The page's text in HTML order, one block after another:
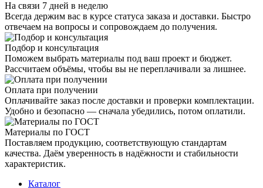
На связи 7 дней в неделю
Всегда держим вас в курсе статуса заказа и доставки. Быстро
отвечаем на вопросы и сопровождаем до получения.
Подбор и консультация
Поможем выбрать материалы под ваш проект и бюджет.
Рассчитаем объёмы, чтобы вы не переплачивали за лишнее.
Оплата при получении
Оплачивайте заказ после доставки и проверки комплектации.
Удобно и безопасно — сначала убедились, потом оплатили.
Материалы по ГОСТ
Поставляем продукцию, соответствующую стандартам
качества. Даём уверенность в надёжности и стабильности
характеристик.
Каталог